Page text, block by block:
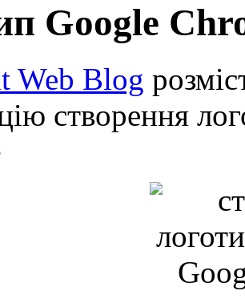
Google
Web Blog
створення